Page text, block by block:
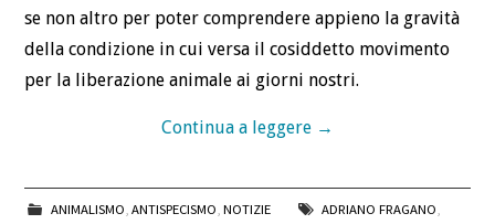
se non altro per poter comprendere appieno la gravità
della condizione in cui versa il cosiddetto movimento
per la liberazione animale ai giorni nostri.
Continua a leggere →
ANIMALISMO, ANTISPECISMO, NOTIZIE ADRIANO FRAGANO,